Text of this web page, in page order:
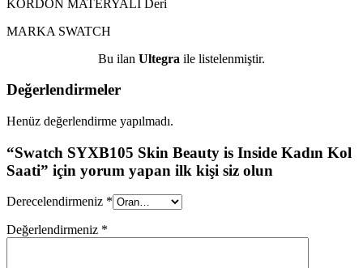
KORDON MATERYALİ
Deri
MARKA SWATCH
Bu ilan Ultegra ile listelenmiştir.
Değerlendirmeler
Henüz değerlendirme yapılmadı.
“Swatch SYXB105 Skin Beauty is Inside Kadın Kol
Saati” için yorum yapan ilk kişi siz olun
Derecelendirmeniz *
Değerlendirmeniz *